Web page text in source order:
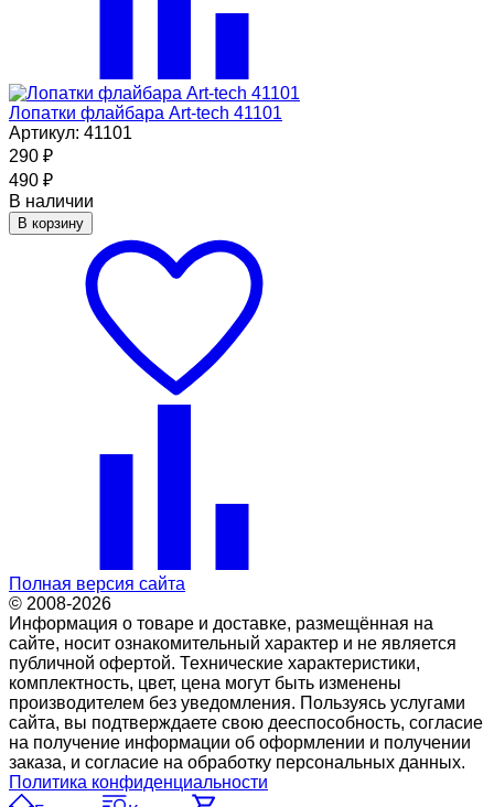
Лопатки флайбара Art-tech 41101
Артикул: 41101
290 ₽
490 ₽
В наличии
В корзину
Полная версия сайта
© 2008-2026
Информация о товаре и доставке, размещённая на
сайте, носит ознакомительный характер и не является
публичной офертой. Технические характеристики,
комплектность, цвет, цена могут быть изменены
производителем без уведомления. Пользуясь услугами
сайта, вы подтверждаете свою дееспособность, согласие
на получение информации об оформлении и получении
заказа, и согласие на обработку персональных данных.
Политика конфиденциальности